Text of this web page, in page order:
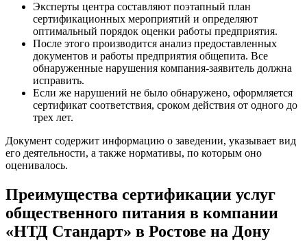
Эксперты центра составляют поэтапный план
сертификационных мероприятий и определяют
оптимальный порядок оценки работы предприятия.
После этого производится анализ предоставленных
документов и работы предприятия общепита. Все
обнаруженные нарушения компания-заявитель должна
исправить.
Если же нарушений не было обнаружено, оформляется
сертификат соответствия, сроком действия от одного до
трех лет.
Документ содержит информацию о заведении, указывает вид
его деятельности, а также нормативы, по которым оно
оценивалось.
Преимущества сертификации услуг
общественного питания в компании
«НТД Стандарт» в Ростове на Дону